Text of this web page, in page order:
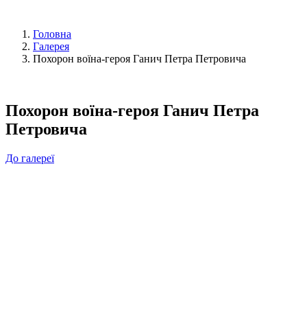
Головна
Галерея
Похорон воїна-героя Ганич Петра Петровича
Похорон воїна-героя Ганич Петра
Петровича
До галереї